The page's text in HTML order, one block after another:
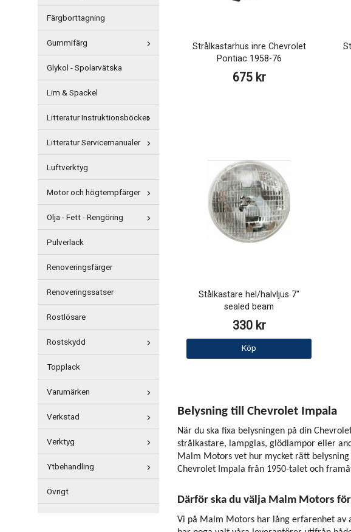
Färgborttagning
Gummifärg
Glykol - Spolarvätska
Lim & Spackel
Litteratur Instruktionsböcker
Litteratur Servicemanualer
Luftverktyg
Motor och högtempfärger
Olja - Fett - Rengöring
Pulverlack
Renoveringsfärger
Renoveringssatser
Rostlösare
Rostskydd
Topplack
Varumärken
Verkstad
Verktyg
Ytbehandling
Övrigt
Strålkastarhus inre Chevrolet
Pontiac 1958-76
675 kr
Stålkastare hel/halvljus 7"
sealed beam
330 kr
Köp
Belysning till Chevrolet Impala
När du ska fixa belysningen på din
strålkastare, lampglas, glödlampor eller
Malm Motors vet hur mycket rätt
Chevrolet Impala från 1950-talet och
Därför ska du välja Malm Motors
Vi på Malm Motors har lång erfarenhet av